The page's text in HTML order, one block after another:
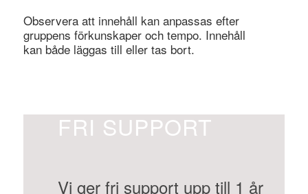
Observera att innehåll kan anpassas efter
gruppens förkunskaper och tempo. Innehåll
kan både läggas till eller tas bort.
FRI SUPPORT
Vi ger fri support upp till 1 år